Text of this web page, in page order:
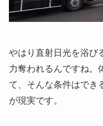
やはり直射日光を浴び
力奪われるんですね。
て、そんな条件はでき
が現実です。